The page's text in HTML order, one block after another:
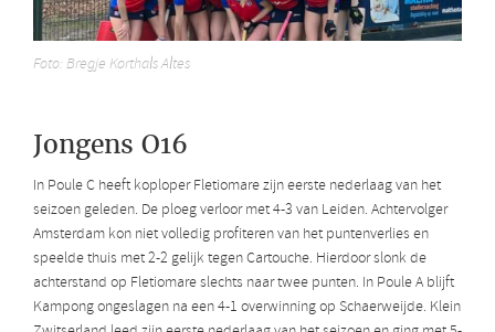
Foto: Bregje Korthals Altes
Jongens O16
In Poule C heeft koploper Fletiomare zijn eerste nederlaag van het
seizoen geleden. De ploeg verloor met 4-3 van Leiden. Achtervolger
Amsterdam kon niet volledig profiteren van het puntenverlies en
speelde thuis met 2-2 gelijk tegen Cartouche. Hierdoor slonk de
achterstand op Fletiomare slechts naar twee punten. In Poule A blijft
Kampong ongeslagen na een 4-1 overwinning op Schaerweijde. Klein